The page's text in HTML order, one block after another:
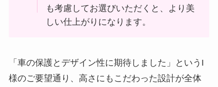
も考慮してお選びいただくと、より美
しい仕上がりになります。
「車の保護とデザイン性に期待しました」というI
様のご要望通り、高さにもこだわった設計が全体